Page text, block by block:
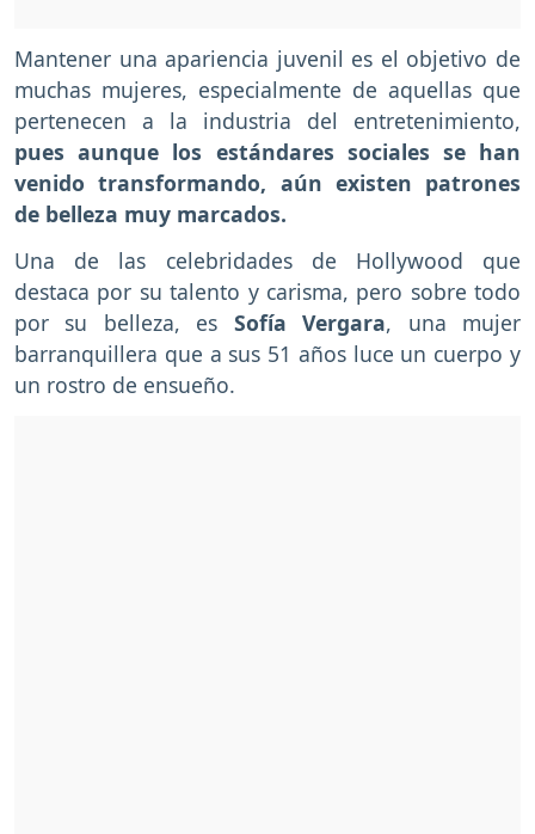
Mantener una apariencia juvenil es el objetivo de
muchas mujeres, especialmente de aquellas que
pertenecen a la industria del entretenimiento,
pues aunque los estándares sociales se han
venido transformando, aún existen patrones
de belleza muy marcados.
Una de las celebridades de Hollywood que
destaca por su talento y carisma, pero sobre todo
por su belleza, es Sofía Vergara, una mujer
barranquillera que a sus 51 años luce un cuerpo y
un rostro de ensueño.